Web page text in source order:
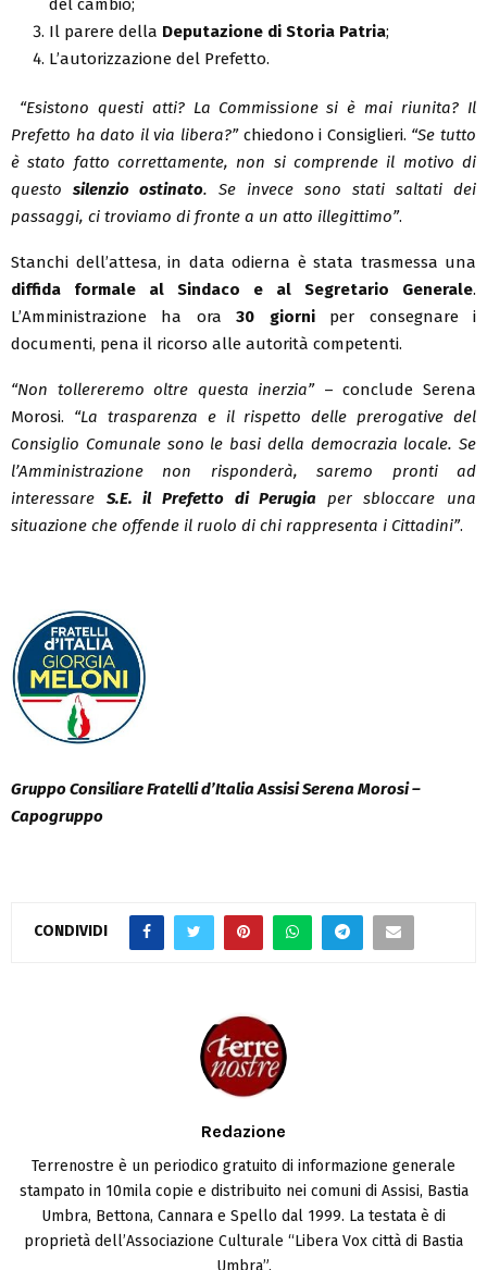
Il parere della Deputazione di Storia Patria;
L’autorizzazione del Prefetto.
“Esistono questi atti? La Commissione si è mai riunita? Il
Prefetto ha dato il via libera?” chiedono i Consiglieri. “Se tutto
è stato fatto correttamente, non si comprende il motivo di
questo silenzio ostinato. Se invece sono stati saltati dei
passaggi, ci troviamo di fronte a un atto illegittimo”.
Stanchi dell’attesa, in data odierna è stata trasmessa una
diffida formale al Sindaco e al Segretario Generale.
L’Amministrazione ha ora30 giorni per consegnare i
documenti, pena il ricorso alle autorità competenti.
“Non tollereremo oltre questa inerzia” – conclude Serena
Morosi. “La trasparenza e il rispetto delle prerogative del
Consiglio Comunale sono le basi della democrazia locale. Se
l’Amministrazione non risponderà, saremo pronti ad
interessare S.E. il Prefetto di Perugia per sbloccare una
situazione che offende il ruolo di chi rappresenta i Cittadini”.
Gruppo Consiliare Fratelli d’Italia Assisi Serena Morosi –
Capogruppo
CONDIVIDI
Redazione
Terrenostre è un periodico gratuito di informazione generale
stampato in 10mila copie e distribuito nei comuni di Assisi, Bastia
Umbra, Bettona, Cannara e Spello dal 1999. La testata è di
proprietà dell’Associazione Culturale “Libera Vox città di Bastia
Umbra”.